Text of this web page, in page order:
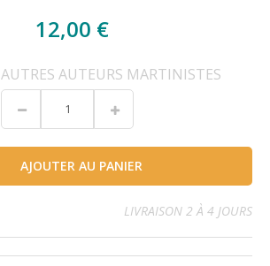
12,00 €
AUTRES AUTEURS MARTINISTES
AJOUTER AU PANIER
LIVRAISON 2 À 4 JOURS